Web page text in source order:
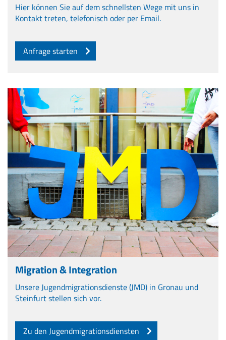
Hier können Sie auf dem schnellsten Wege mit uns in
Kontakt treten, telefonisch oder per Email.
Anfrage starten
Migration & Integration
Unsere Jugendmigrationsdienste (JMD) in Gronau und
Steinfurt stellen sich vor.
Zu den Jugendmigrationsdiensten